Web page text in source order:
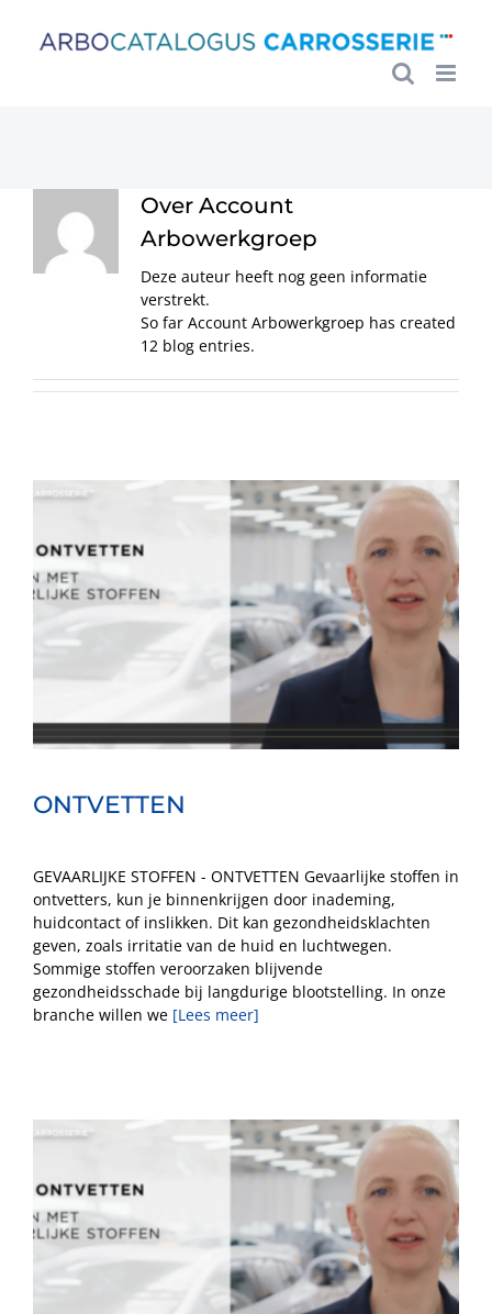
inhoud
Over Account
Arbowerkgroep
Deze auteur heeft nog geen informatie
verstrekt.
So far Account Arbowerkgroep has created
12 blog entries.
ONTVETTEN
GEVAARLIJKE STOFFEN - ONTVETTEN Gevaarlijke stoffen in
ontvetters, kun je binnenkrijgen door inademing,
huidcontact of inslikken. Dit kan gezondheidsklachten
geven, zoals irritatie van de huid en luchtwegen.
Sommige stoffen veroorzaken blijvende
gezondheidsschade bij langdurige blootstelling. In onze
branche willen we [Lees meer]